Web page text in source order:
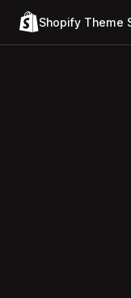
Shopify Theme